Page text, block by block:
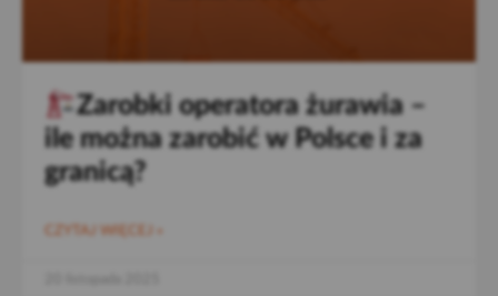
Zarobki operatora żurawia –
ile można zarobić w Polsce i za
granicą?
CZYTAJ WIĘCEJ »